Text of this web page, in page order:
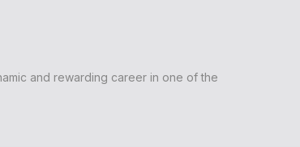
and rewarding career in one of the